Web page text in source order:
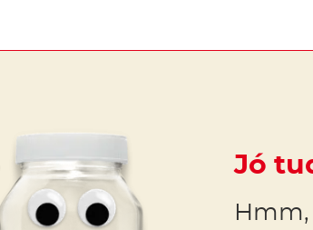
Jó